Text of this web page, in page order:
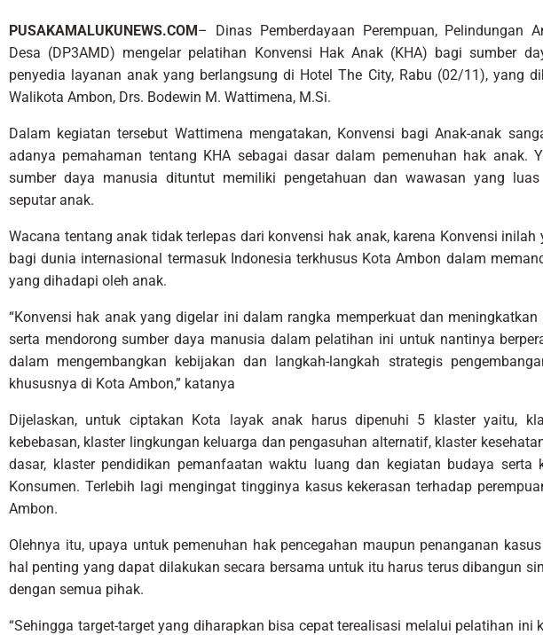
PUSAKAMALUKUNEWS.COM– Dinas Pemberdayaan Perempuan, Pelindungan
Desa (DP3AMD) mengelar pelatihan Konvensi Hak Anak (KHA) bagi sumber
penyedia layanan anak yang berlangsung di Hotel The City, Rabu (02/11), yang
Walikota Ambon, Drs. Bodewin M. Wattimena, M.Si.
Dalam kegiatan tersebut Wattimena mengatakan, Konvensi bagi Anak-anak
adanya pemahaman tentang KHA sebagai dasar dalam pemenuhan hak anak.
sumber daya manusia dituntut memiliki pengetahuan dan wawasan yang luas
seputar anak.
Wacana tentang anak tidak terlepas dari konvensi hak anak, karena Konvensi inilah
bagi dunia internasional termasuk Indonesia terkhusus Kota Ambon dalam
yang dihadapi oleh anak.
“Konvensi hak anak yang digelar ini dalam rangka memperkuat dan
serta mendorong sumber daya manusia dalam pelatihan ini untuk nantinya
dalam mengembangkan kebijakan dan langkah-langkah strategis
khususnya di Kota Ambon,” katanya
Dijelaskan, untuk ciptakan Kota layak anak harus dipenuhi 5 klaster yaitu,
kebebasan, klaster lingkungan keluarga dan pengasuhan alternatif, klaster
dasar, klaster pendidikan pemanfaatan waktu luang dan kegiatan budaya serta
Konsumen. Terlebih lagi mengingat tingginya kasus kekerasan terhadap
Ambon.
Olehnya itu, upaya untuk pemenuhan hak pencegahan maupun penanganan
hal penting yang dapat dilakukan secara bersama untuk itu harus terus dibangun
dengan semua pihak.
“Sehingga target-target yang diharapkan bisa cepat terealisasi melalui pelatihan ini